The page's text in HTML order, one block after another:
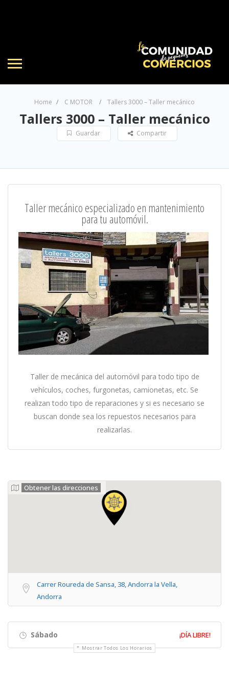
Home C MOTOR Tallers 3000 – Taller mecánico
Tallers 3000 – Taller mecánico
Guardar Compartir
Taller mecánico especializado en mantenimiento
para tu automóvil.
Taller de mecánica del automóvil para todo tipo de
vehículos, coches, furgonetas, camionetas, etc. Se
realizan todo tipo de reparaciones y si es necesario se
buscan donde sea los repuestos necesarios para
realizarlas.
Obtener las direcciones
Carrer Roureda de Sansa, 38, Andorra la Vella,
Andorra
Sábado ¡DÍA LIBRE!
Mostrar Todos Los Horarios